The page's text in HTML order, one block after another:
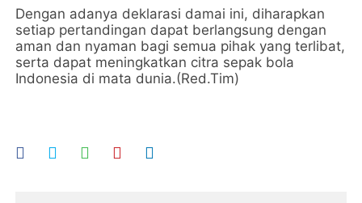
Dengan adanya deklarasi damai ini, diharapkan
setiap pertandingan dapat berlangsung dengan
aman dan nyaman bagi semua pihak yang terlibat,
serta dapat meningkatkan citra sepak bola
Indonesia di mata dunia.(Red.Tim)